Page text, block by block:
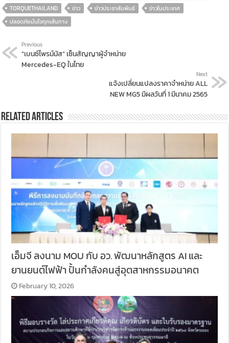
TORQUETHAILAND
ข่าว ข่าวประชาสัมพันธ์
ข่าวในประเทศ
ปลอดภัยมั่นใจทุกเส้นทาง
Previous
“เบนซ์ไพรม์มัส” เซ็นสัญญาผู้จำหน่าย
Mercedes-EQ ในไทย
Next
แจ้งเปลี่ยนแปลงราคาจำหน่าย ALL
NEW MG5 มีผลวันที่ 1 มีนาคม 2565
Related Articles
เอ็มจี ลงนาม MOU กับ อว. พัฒนาหลักสูตร AI และ
ยานยนต์ไฟฟ้า ปั้นกำลังคนสู่อุตสาหกรรมอนาคต
February 10, 2026